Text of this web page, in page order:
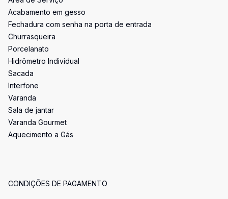
Acabamento em gesso
Fechadura com senha na porta de entrada
Churrasqueira
Porcelanato
Hidrômetro Individual
Sacada
Interfone
Varanda
Sala de jantar
Varanda Gourmet
Aquecimento a Gás
CONDIÇÕES DE PAGAMENTO